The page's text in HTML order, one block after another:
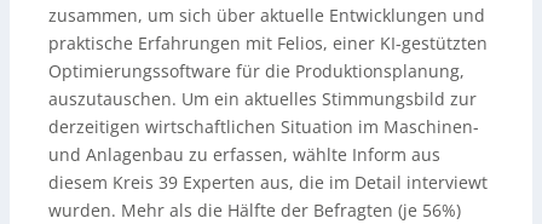
zusammen, um sich über aktuelle Entwicklungen und
praktische Erfahrungen mit Felios, einer KI-gestützten
Optimierungssoftware für die Produktionsplanung,
auszutauschen. Um ein aktuelles Stimmungsbild zur
derzeitigen wirtschaftlichen Situation im Maschinen-
und Anlagenbau zu erfassen, wählte Inform aus
diesem Kreis 39 Experten aus, die im Detail interviewt
wurden. Mehr als die Hälfte der Befragten (je 56%)